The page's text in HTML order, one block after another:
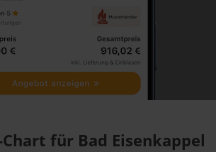
für Bad Eisenkappel